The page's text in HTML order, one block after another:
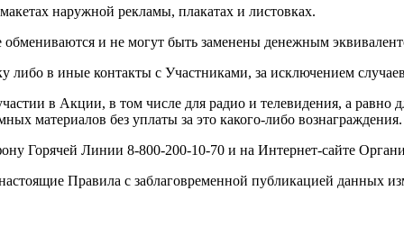
наружной рекламы, плакатах и листовках.
и не могут быть заменены денежным
либо в иные контакты с Участниками, за исключением
в Акции, в том числе для радио и телевидения, а равно
материалов без уплаты за это какого-либо вознаграждения.
Горячей Линии 8-800-200-10-70 и на Интернет-сайте
Правила с заблаговременной публикацией данных